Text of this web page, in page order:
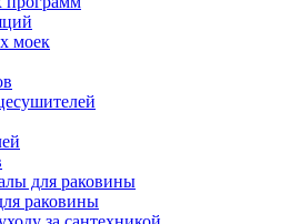
моек
для раковины
раковины